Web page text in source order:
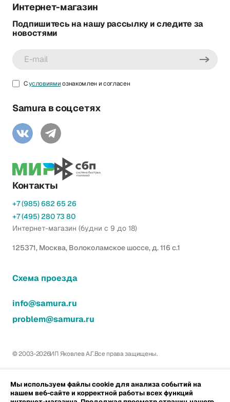
Интернет-магазин
Подпишитесь на нашу рассылку и следите за
новостями
Сусловиямиознакомлен и согласен
Samura в соцсетях
Контакты
+7 (985) 682 65 26
+7 (495) 280 73 80
Интернет-магазин (будни с 9 до 18)
125371, Москва, Волоколамское шоссе, д. 116 с.1
Схема проезда
info@samura.ru
problem@samura.ru
© 2003-2026ИП Яковлев А.Г.Все права защищены.
Мы используем файлы cookie для анализа событий на
нашем веб-сайте и корректной работы всех функций